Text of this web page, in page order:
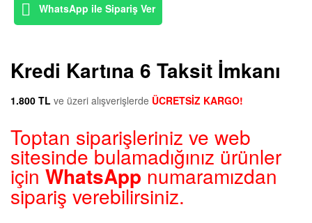
WhatsApp ile Sipariş Ver
Kredi Kartına 6 Taksit İmkanı
1.800 TL ve üzeri alışverişlerde ÜCRETSİZ KARGO!
Toptan siparişleriniz ve web
sitesinde bulamadığınız ürünler
için WhatsApp numaramızdan
sipariş verebilirsiniz.